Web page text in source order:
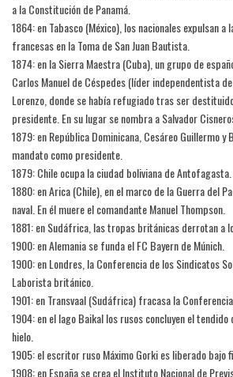
a la Constitución de Panamá.
1864: en Tabasco (México), los nacionales expulsan
francesas en la Toma de San Juan Bautista.
1874: en la Sierra Maestra (Cuba), un grupo de
Carlos Manuel de Céspedes (líder independentista
Lorenzo, donde se había refugiado tras ser
presidente. En su lugar se nombra a Salvador
1879: en República Dominicana, Cesáreo Guillermo
mandato como presidente.
1879: Chile ocupa la ciudad boliviana de Antofagasta.
1880: en Arica (Chile), en el marco de la Guerra del
naval. En él muere el comandante Manuel Thompson.
1881: en Sudáfrica, las tropas británicas derrotan a
1900: en Alemania se funda el FC Bayern de Múnich.
1900: en Londres, la Conferencia de los Sindicatos
Laborista británico.
1901: en Transvaal (Sudáfrica) fracasa la Conferencia
1904: en el lago Baikal los rusos concluyen el
hielo.
1905: el escritor ruso Máximo Gorki es liberado bajo
1908: en España se crea el Instituto Nacional de